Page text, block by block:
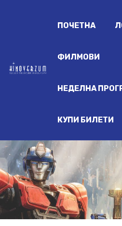
ПОЧЕТНА
ФИЛМОВИ
НЕДЕЛНА
КУПИ БИЛЕТИ